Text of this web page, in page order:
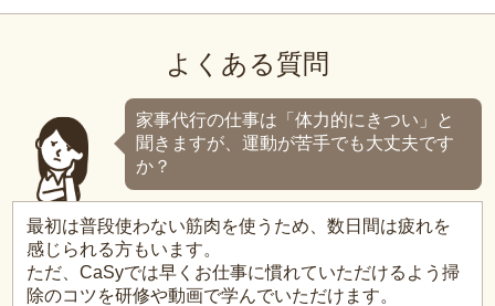
よくある質問
家事代行の仕事は「体力的にきつい」と
聞きますが、運動が苦手でも大丈夫です
か？
最初は普段使わない筋肉を使うため、数日間は疲れを
感じられる方もいます。
ただ、CaSyでは早くお仕事に慣れていただけるよう掃
除のコツを研修や動画で学んでいただけます。